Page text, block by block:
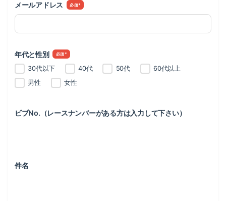
メールアドレス *
年代と性別 *
30代以下 40代 50代
60代以上
男性
女性
ビブNo.（レースナンバーがある方は入力して下さい）
件名